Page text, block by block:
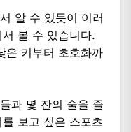
알 수 있듯이 이러
볼 수 있습니다.
은 키부터 초호화까
과 몇 잔의 술을 즐
보고 싶은 스포츠